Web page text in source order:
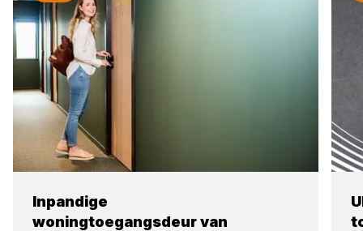
Inpandige
woningtoegangsdeur van